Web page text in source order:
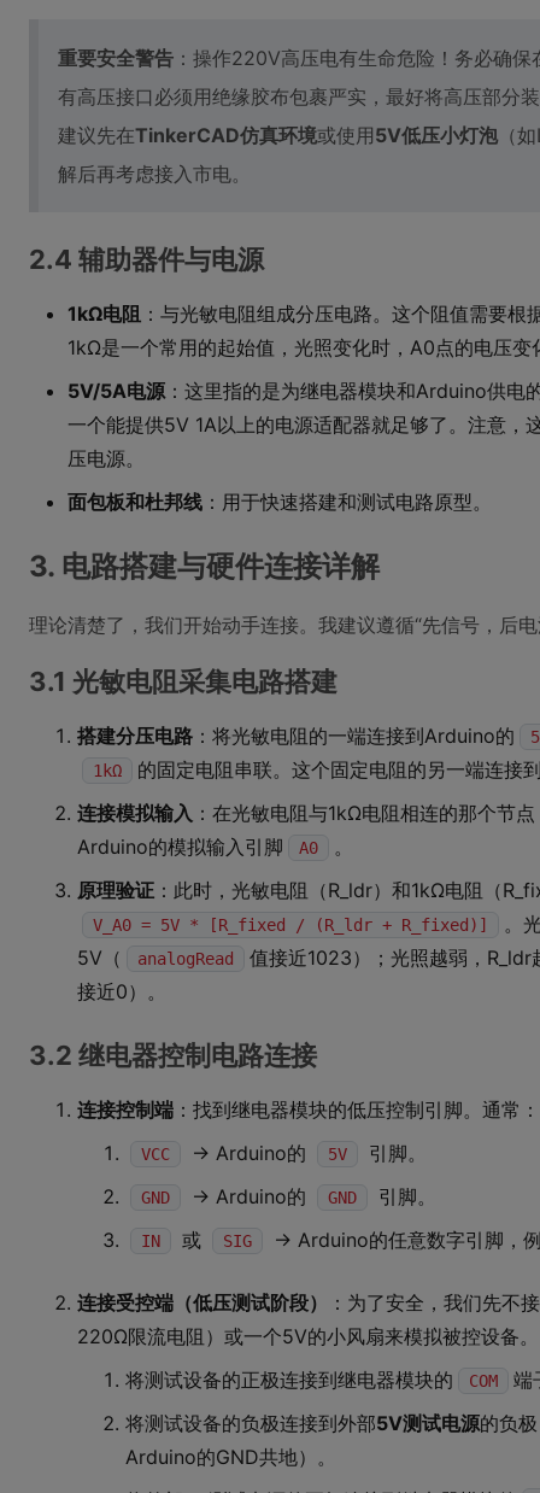
重要安全警告 ：操作220V高压电有生命危险！务必确
有高压接口必须用绝缘胶布包裹严实，最好将高压部分
建议先在TinkerCAD仿真环境或使用5V低压小灯泡（
解后再考虑接入市电。
2.4 辅助器件与电源
1kΩ电阻 ：与光敏电阻组成分压电路。这个阻值需要
1kΩ是一个常用的起始值，光照变化时，A0点的电压变
5V/5A电源：这里指的是为继电器模块和Arduino供电
一个能提供5V 1A以上的电源适配器就足够了。注意，
压电源。
面包板和杜邦线 ：用于快速搭建和测试电路原型。
3. 电路搭建与硬件连接详解
理论清楚了，我们开始动手连接。我建议遵循“先信号，后
3.1 光敏电阻采集电路搭建
搭建分压电路 ：将光敏电阻的一端连接到Arduino的
1kΩ
的固定电阻串联。这个固定电阻的另一端连接
连接模拟输入 ：在光敏电阻与1kΩ电阻相连的那个节
Arduino的模拟输入引脚
A0
。
原理验证 ：此时，光敏电阻（R_ldr）和1kΩ电阻（
V_A0 = 5V * [R_fixed / (R_ldr + R_fixed)]
。
5V（
analogRead
值接近1023）；光照越弱，
接近0）。
3.2 继电器控制电路连接
连接控制端 ：找到继电器模块的低压控制引脚。通常：
VCC -> Arduino的 5V 引脚。
GND -> Arduino的 GND 引脚。
IN 或 SIG -> Arduino的任意数字引脚，
连接受控端（低压测试阶段）
：为了安全，我们先不
220Ω限流电阻）或一个5V的小风扇来模拟被控设备。
将测试设备的正极连接到继电器模块的
COM
端
将测试设备的负极连接到外部5V测试电源的负
Arduino的GND共地）。